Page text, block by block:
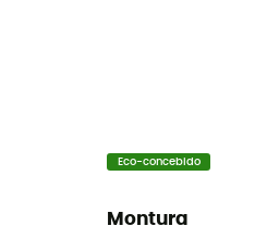
Eco-concebido
Montura